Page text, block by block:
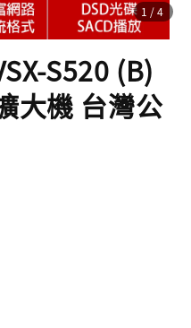
1 /4
S520 (B)
大機 台灣公